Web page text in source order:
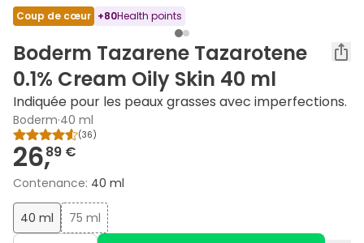
Coup de cœur +80Health points
Boderm Tazarene Tazarotene
0.1% Cream Oily Skin 40 ml
Indiquée pour les peaux grasses avec imperfections.
Boderm·40 ml
(36)
26,89 €
Contenance: 40 ml
40 ml 75 ml